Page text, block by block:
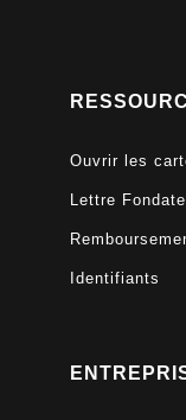
Ouvrir les
Lettre
Identifiants